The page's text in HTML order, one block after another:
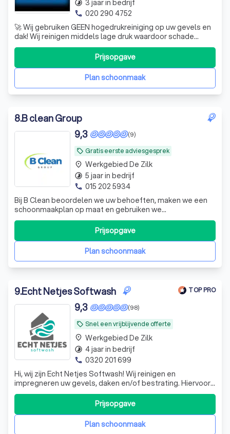
🚀 Wij gebruiken GEEN hogedrukreiniging op uw gevels en
dak! Wij reinigen middels lage druk waardoor schade
uitgesloten is! Laten ons vrijblijvend langskomen en een
gratis proefstuk op locatie maken.
Plan schoonmaak
Prijsopgave
timelapse 3 jaar in bedrijf
phone 020 290 4752
8.B clean Group
local_offer Gratis eerste adviesgesprek
(9)
9,3
Bij B Clean beoordelen we uw behoeften, maken we een
schoonmaakplan op maat en gebruiken we
milieuvriendelijke producten voor een grondige en
efficiënte schoonmaak. Ons team is toegewijd aan het
leveren van betrouwbare, hoogwaardige service,
waardoor uw ruimte elke keer weer fris en onberispelijk is
Plan schoonmaak
Prijsopgave
place Werkgebied De Zilk
timelapse 5 jaar in bedrijf
phone 015 202 5934
9.Echt Netjes Softwash TOP PRO
local_offer Snel een vrijblijvende offerte
(98)
9,3
Hi, wij zijn Echt Netjes Softwash! Wij reinigen en
impregneren uw gevels, daken en/of bestrating. Hiervoor
kunnen wij gebruik maken van verschillende
reinigingsmethodes zoals Softwash en stoomreiniging.
Met softwash wordt uw woning met lage druk gereinigd
dus geen hogedrukreiniging, waardoor uw st
Plan schoonmaak
Prijsopgave
place Werkgebied De Zilk
timelapse 4 jaar in bedrijf
phone 0320 201 699